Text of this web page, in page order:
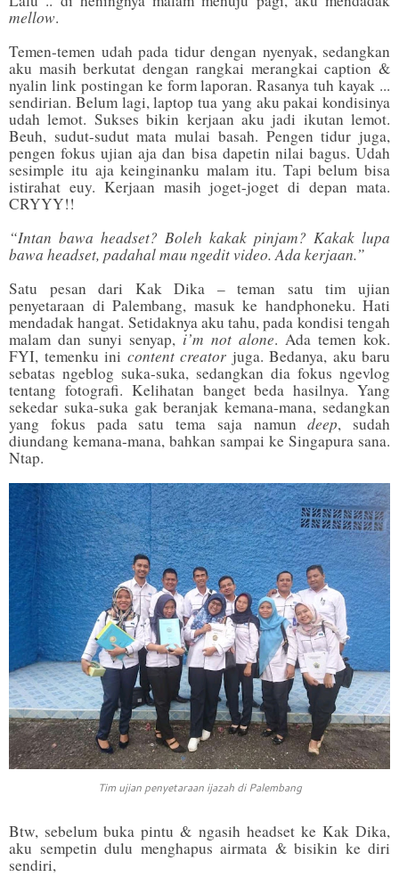
mellow.
Temen-temen udah pada tidur dengan nyenyak, sedangkan
aku masih berkutat dengan rangkai merangkai caption &
nyalin link postingan ke form laporan. Rasanya tuh kayak ...
sendirian. Belum lagi, laptop tua yang aku pakai kondisinya
udah lemot. Sukses bikin kerjaan aku jadi ikutan lemot.
Beuh, sudut-sudut mata mulai basah. Pengen tidur juga,
pengen fokus ujian aja dan bisa dapetin nilai bagus. Udah
sesimple itu aja keinginanku malam itu. Tapi belum bisa
istirahat euy. Kerjaan masih joget-joget di depan mata.
CRYYY!!
“Intan bawa headset? Boleh kakak pinjam? Kakak lupa
bawa headset, padahal mau ngedit video. Ada kerjaan.”
Satu pesan dari Kak Dika – teman satu tim ujian
penyetaraan di Palembang, masuk ke handphoneku. Hati
mendadak hangat. Setidaknya aku tahu, pada kondisi tengah
malam dan sunyi senyap, i’m not alone. Ada temen kok.
FYI, temenku ini content creator juga. Bedanya, aku baru
sebatas ngeblog suka-suka, sedangkan dia fokus ngevlog
tentang fotografi. Kelihatan banget beda hasilnya. Yang
sekedar suka-suka gak beranjak kemana-mana, sedangkan
yang fokus pada satu tema saja namundeep, sudah
diundang kemana-mana, bahkan sampai ke Singapura sana.
Ntap.
Tim ujian penyetaraan ijazah di Palembang
Btw, sebelum buka pintu & ngasih headset ke Kak Dika,
aku sempetin dulu menghapus airmata & bisikin ke diri
sendiri,